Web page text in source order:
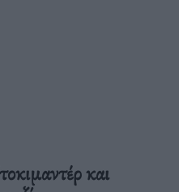
και